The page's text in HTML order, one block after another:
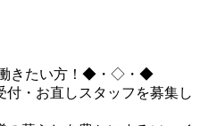
きたい方！◆・◇・◆
・お直しスタッフを募集し